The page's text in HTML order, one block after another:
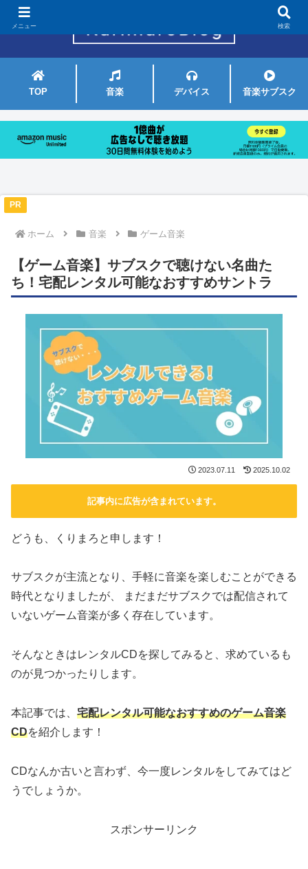
TOP 音楽 デバイス 音楽サブスク
PR
ホーム 音楽 ゲーム音楽
【ゲーム音楽】サブスクで聴けない名曲た
ち！宅配レンタル可能なおすすめサントラ
2023.07.11 2025.10.02
記事内に広告が含まれています。
どうも、くりまろと申します！
サブスクが主流となり、手軽に音楽を楽しむことができる
時代となりましたが、 まだまだサブスクでは配信されて
いないゲーム音楽が多く存在しています。
そんなときはレンタルCDを探してみると、求めているも
のが見つかったりします。
本記事では、 宅配レンタル可能なおすすめのゲーム音楽
CDを紹介します！
CDなんか古いと言わず、今一度レンタルをしてみてはど
うでしょうか。
スポンサーリンク
メニュー 検索